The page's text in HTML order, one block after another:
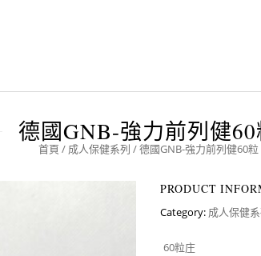
德國GNB-強力前列健60
首頁 / 成人保健系列 / 德國GNB-強力前列健60粒
PRODUCT
Category: 成人保健
60粒庄